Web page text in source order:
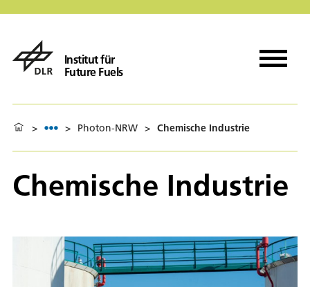
Institut für
Future Fuels
> > Photon-NRW > Chemische Industrie
Chemische Industrie